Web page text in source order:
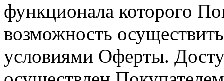
функционала которого
возможность
условиями Оферты.